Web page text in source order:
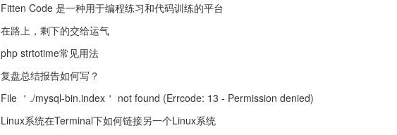
Fitten Code 是一种用于编程练习和代码训练的平台
在路上，剩下的交给运气
php strtotime常见用法
复盘总结报告如何写？
File ＇./mysql-bin.index＇ not found (Errcode: 13 - Permission denied)
Linux系统在Terminal下如何链接另一个Linux系统